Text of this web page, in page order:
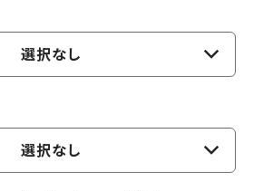
選択なし
選択なし